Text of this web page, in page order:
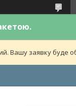
Вашу заявку